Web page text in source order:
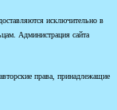
исключительно в
Администрация сайта
права, принадлежащие